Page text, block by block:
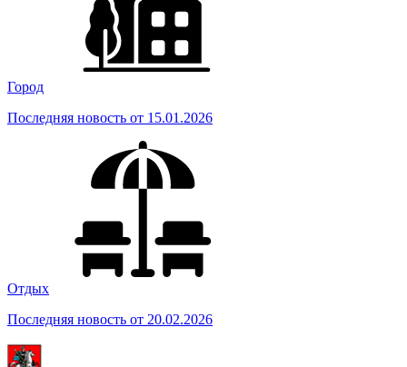
Город
Последняя новость от 15.01.2026
Отдых
Последняя новость от 20.02.2026